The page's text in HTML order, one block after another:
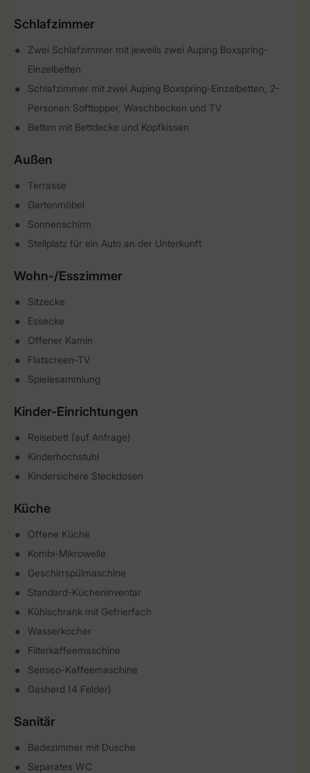
Schlafzimmer
Zwei Schlafzimmer mit jeweils zwei Auping Boxspring-
Einzelbetten
Schlafzimmer mit zwei Auping Boxspring-Einzelbetten, 2-
Personen Softtopper, Waschbecken und TV
Betten mit Bettdecke und Kopfkissen
Außen
Terrasse
Gartenmöbel
Sonnenschirm
Stellplatz für ein Auto an der Unterkunft
Wohn-/Esszimmer
Sitzecke
Essecke
Offener Kamin
Flatscreen-TV
Spielesammlung
Kinder-Einrichtungen
Reisebett (auf Anfrage)
Kinderhochstuhl
Kindersichere Steckdosen
Küche
Offene Küche
Kombi-Mikrowelle
Geschirrspülmaschine
Standard-Kücheninventar
Kühlschrank mit Gefrierfach
Wasserkocher
Filterkaffeemaschine
Senseo-Kaffeemaschine
Gasherd (4 Felder)
Sanitär
Badezimmer mit Dusche
Separates WC